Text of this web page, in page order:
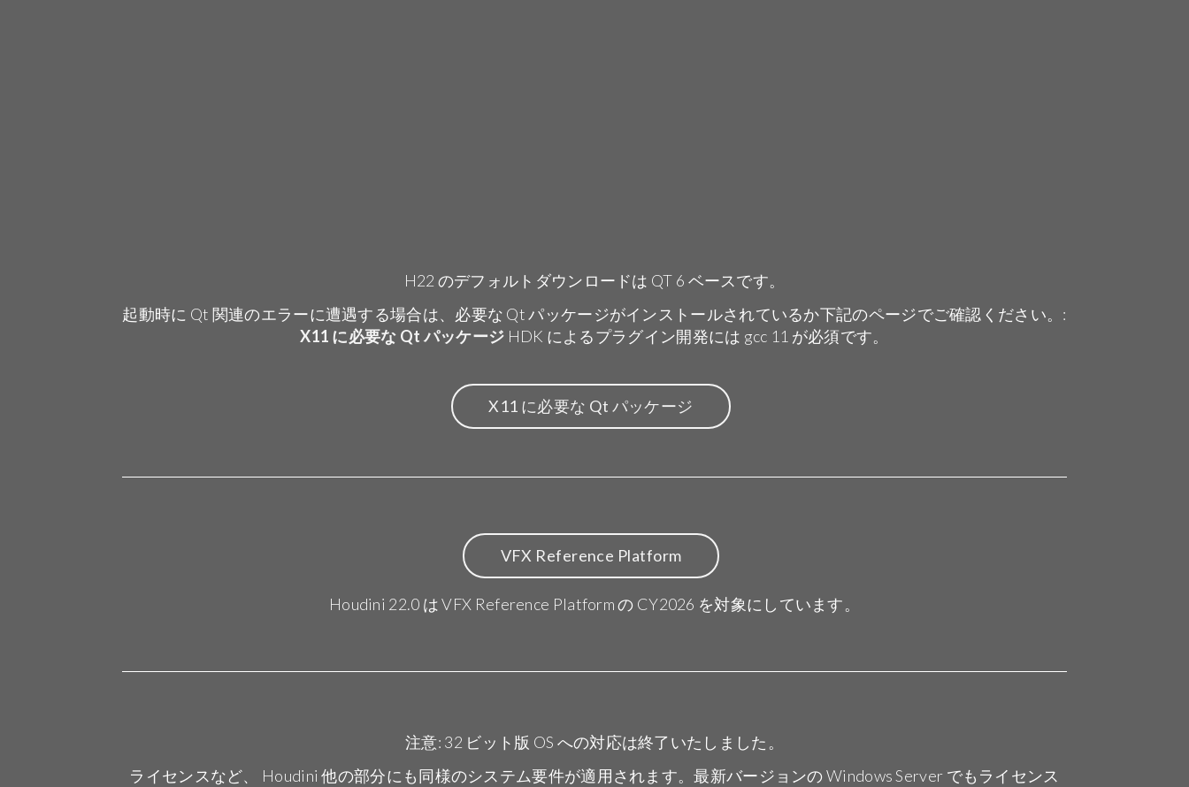
H22 のデフォルトダウンロードは QT 6 ベースです。
起動時に Qt 関連のエラーに遭遇する場合は、必要な Qt パッケージがインストールされているか下記のページでご確認ください。:
X11 に必要な Qt パッケージ HDK によるプラグイン開発には gcc 11 が必須です。
X11 に必要な Qt パッケージ
VFX Reference Platform
Houdini 22.0 は VFX Reference Platform の CY2026 を対象にしています。
注意: 32 ビット版 OS への対応は終了いたしました。
ライセンスなど、 Houdini 他の部分にも同様のシステム要件が適用されます。最新バージョンの Windows Server でもライセンス